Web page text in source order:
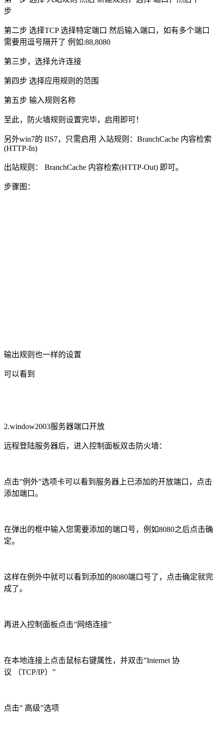
步
第二步 选择TCP 选择特定端口 然后输入端口，如有多个端口
需要用逗号隔开了 例如:88,8080
第三步，选择允许连接
第四步 选择应用规则的范围
第五步 输入规则名称
至此，防火墙规则设置完毕，启用即可！
另外win7的 IIS7，只需启用 入站规则：BranchCache 内容检索
(HTTP-In)
出站规则： BranchCache 内容检索(HTTP-Out) 即可。
步骤图：
输出规则也一样的设置
可以看到
2.window2003服务器端口开放
远程登陆服务器后，进入控制面板双击防火墙：
点击”例外”选项卡可以看到服务器上已添加的开放端口，点击
添加端口。
在弹出的框中输入您需要添加的端口号，例如8080之后点击确
定。
这样在例外中就可以看到添加的8080端口号了，点击确定就完
成了。
再进入控制面板点击”网络连接”
在本地连接上点击鼠标右键属性，并双击”Internet 协
议 （TCP/IP）”
点击” 高级”选项